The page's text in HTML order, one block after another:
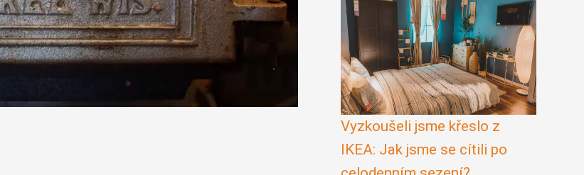
Vyzkoušeli jsme křeslo z
IKEA: Jak jsme se cítili po